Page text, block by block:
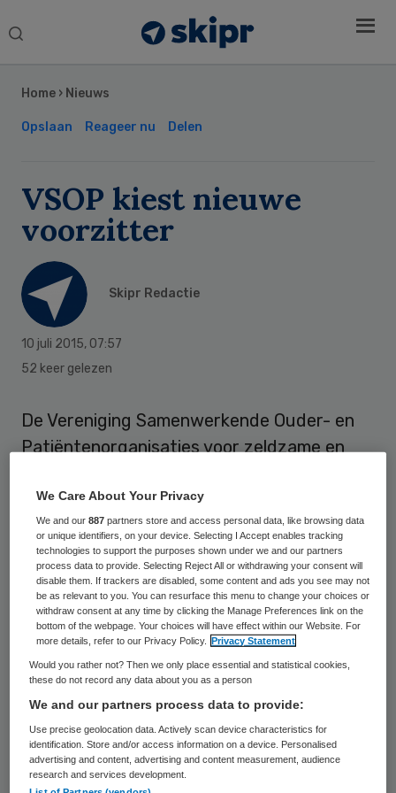
Search
Home › Nieuws
Opslaan Reageer nu Delen
VSOP kiest nieuwe
voorzitter
Skipr Redactie
10 juli 2015, 07:57
52 keer gelezen
De Vereniging Samenwerkende Ouder- en
Patiëntenorganisaties voor zeldzame en
Anton de Wijer gekozen als nieuwe
voorzitter.
De VSOP is een samenwerkingsverband van
ongeveer 70 patiëntenorganisaties die zich
richten op de belangen van mensen met
zeldzame en genetische aandoeningen, een
doelgroep met een omvang van minimaal
één miljoen Nederlanders.
Sinds 2010 is Anton de Wijer als
vicevoorzitter actief in het VSOP-bestuur.
Sidebar
We Care About Your Privacy
We and our887 partners store and access personal data, like browsing data
or unique identifiers, on your device. Selecting I Accept enables tracking
technologies to support the purposes shown under we and our partners
process data to provide. Selecting Reject All or withdrawing your consent will
disable them. If trackers are disabled, some content and ads you see may not
be as relevant to you. You can resurface this menu to change your choices or
withdraw consent at any time by clicking the Manage Preferences link on the
bottom of the webpage. Your choices will have effect within our Website. For
more details, refer to our Privacy Policy.
Privacy Statement
Would you rather not? Then we only place essential and statistical cookies,
these do not record any data about you as a person
We and our partners process data to provide:
Use precise geolocation data. Actively scan device characteristics for
identification. Store and/or access information on a device. Personalised
advertising and content, advertising and content measurement, audience
research and services development.